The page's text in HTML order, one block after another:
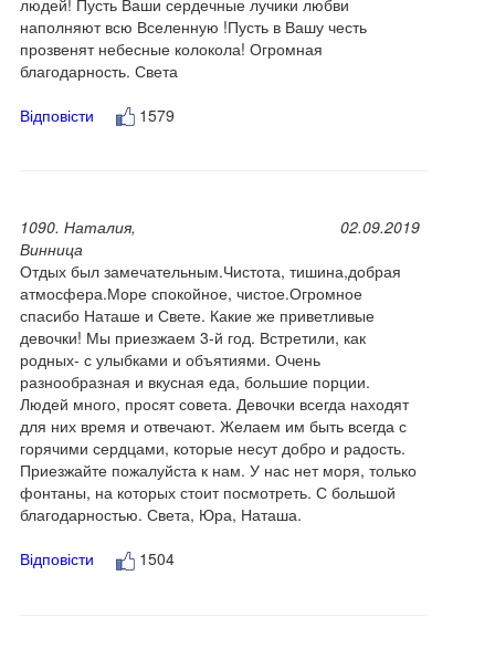
наполняют всю Вселенную !Пусть в Вашу честь
прозвенят небесные колокола! Огромная
благодарность. Света
Відповісти
1579
1090. Наталия,
Винница
02.09.2019
Отдых был замечательным.Чистота, тишина,добрая
атмосфера.Море спокойное, чистое.Огромное
спасибо Наташе и Свете. Какие же приветливые
девочки! Мы приезжаем 3-й год. Встретили, как
родных- с улыбками и объятиями. Очень
разнообразная и вкусная еда, большие порции.
Людей много, просят совета. Девочки всегда находят
для них время и отвечают. Желаем им быть всегда с
горячими сердцами, которые несут добро и радость.
Приезжайте пожалуйста к нам. У нас нет моря, только
фонтаны, на которых стоит посмотреть. С большой
благодарностью. Света, Юра, Наташа.
Відповісти
1504